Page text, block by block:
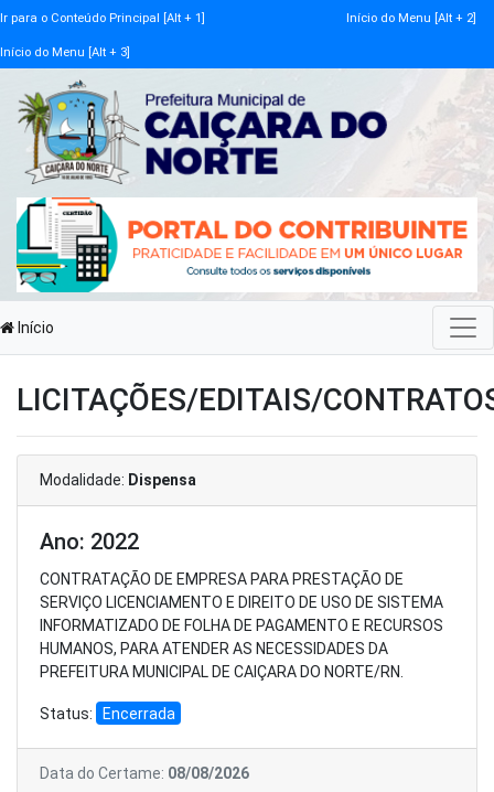
Ir para o Conteúdo Principal [Alt + 1] Início do Menu [Alt + 2]
Início do Menu [Alt + 3]
Início
LICITAÇÕES/EDITAIS/
Modalidade: Dispensa
Ano: 2022
CONTRATAÇÃO DE EMPRESA PARA PRESTAÇÃO DE
SERVIÇO LICENCIAMENTO E DIREITO DE USO DE SISTEMA
INFORMATIZADO DE FOLHA DE PAGAMENTO E RECURSOS
HUMANOS, PARA ATENDER AS NECESSIDADES DA
PREFEITURA MUNICIPAL DE CAIÇARA DO NORTE/RN.
Status: Encerrada
Data do Certame: 08/08/2026